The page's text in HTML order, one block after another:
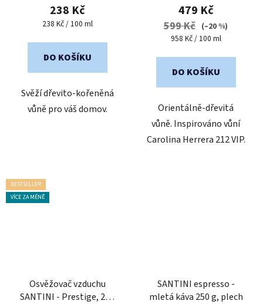
produktu
je
z
238 Kč
Měrná
238 Kč / 100 ml
DO KOŠÍKU
Svěží dřevito-kořeněná
vůně pro váš domov.
produktu
je
5,0
5
479 Kč
599 Kč (–20 %)
Měrná
958 Kč / 100 ml
DO KOŠÍKU
Orientálně-dřevitá
vůně. Inspirováno vůní
Carolina Herrera 212 VIP.
BESTSELLER
VÍCE ZA MÉNĚ
Osvěžovač vzduchu
SANTINI - Prestige, 250
SANTINI espresso -
mletá káva 250 g, plech